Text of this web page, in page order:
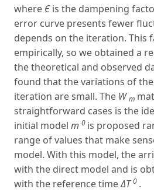
where Єis the dampening
error curve presents fewer
depends on the iteration. This
empirically, so we obtained a
the theoretical and observed
found that the variations of
iteration are small. The W m
straightforward cases is the
initial model m 0 is proposed
range of values that make
model. With this model, the
with the direct model and is
with the reference timeΔT 0 .